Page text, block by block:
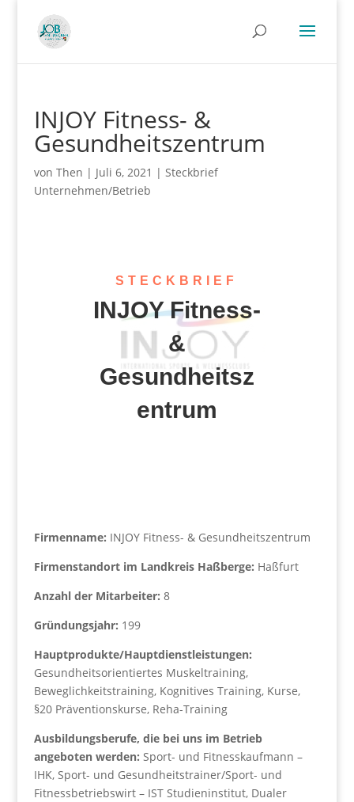
INJOY Fitness- &
Gesundheitszentrum
von Then | Juli 6, 2021 | Steckbrief
Unternehmen/Betrieb
STECKBRIEF
INJOY Fitness-
&
Gesundheitsz
entrum
Firmenname: INJOY Fitness- & Gesundheitszentrum
Firmenstandort im Landkreis Haßberge: Haßfurt
Anzahl der Mitarbeiter: 8
Gründungsjahr: 199
Hauptprodukte/Hauptdienstleistungen:
Gesundheitsorientiertes Muskeltraining,
Beweglichkeitstraining, Kognitives Training, Kurse,
§20 Präventionskurse, Reha-Training
Ausbildungsberufe, die bei uns im Betrieb
angeboten werden: Sport- und Fitnesskaufmann –
IHK, Sport- und Gesundheitstrainer/Sport- und
Fitnessbetriebswirt – IST Studieninstitut, Dualer